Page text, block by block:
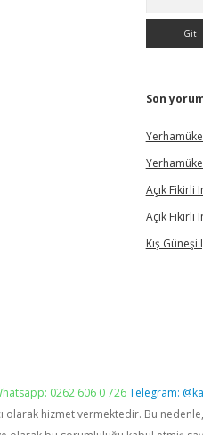
Son
Açık Fikirli
Açık Fikirli
Kış Güneşi
0262 606 0 726Telegram:
olarak hizmet vermektedir. Bu